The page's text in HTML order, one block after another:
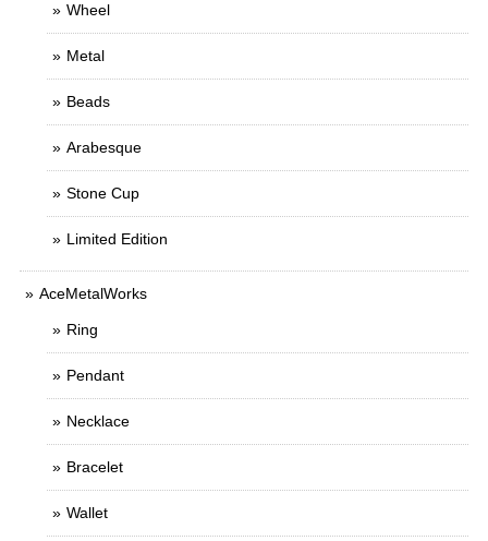
Wheel
Metal
Beads
Arabesque
Stone Cup
Limited Edition
AceMetalWorks
Ring
Pendant
Necklace
Bracelet
Wallet